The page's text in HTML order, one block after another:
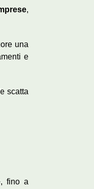
,
una
e
scatta
fino a